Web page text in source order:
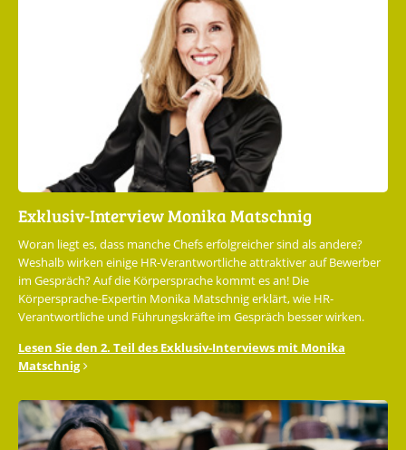
Exklusiv-Interview Monika Matschnig
Woran liegt es, dass manche Chefs erfolgreicher sind als andere?
Weshalb wirken einige HR-Verantwortliche attraktiver auf Bewerber
im Gespräch? Auf die Körpersprache kommt es an! Die
Körpersprache-Expertin Monika Matschnig erklärt, wie HR-
Verantwortliche und Führungskräfte im Gespräch besser wirken.
Lesen Sie den 2. Teil des Exklusiv-Interviews mit Monika
Matschnig